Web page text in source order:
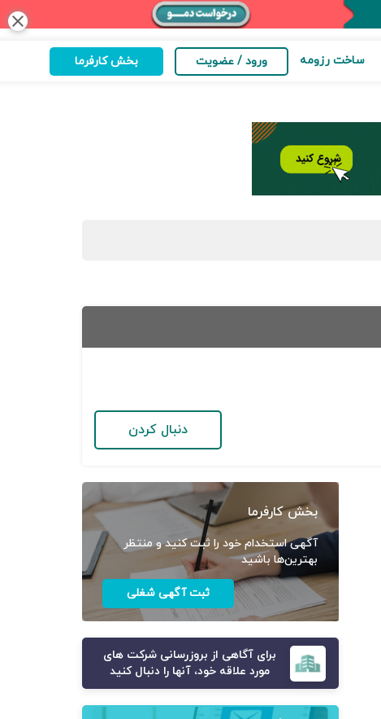
close
ساخت رزومه ورود / عضویت بخش کارفرما
دنبال کردن
بخش کارفرما
آگهی استخدام خود را ثبت کنید و منتظر
بهترین‌ها باشید
ثبت آگهی شغلی
برای آگاهی از بروزرسانی شرکت های
مورد علاقه خود، آنها را دنبال کنید